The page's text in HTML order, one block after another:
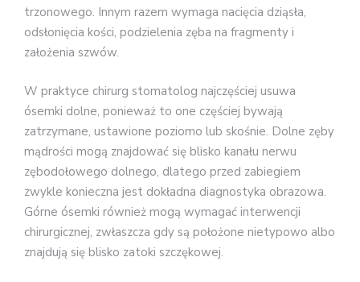
trzonowego. Innym razem wymaga nacięcia dziąsła,
odsłonięcia kości, podzielenia zęba na fragmenty i
założenia szwów.
W praktyce chirurg stomatolog najczęściej usuwa
ósemki dolne, ponieważ to one częściej bywają
zatrzymane, ustawione poziomo lub skośnie. Dolne zęby
mądrości mogą znajdować się blisko kanału nerwu
zębodołowego dolnego, dlatego przed zabiegiem
zwykle konieczna jest dokładna diagnostyka obrazowa.
Górne ósemki również mogą wymagać interwencji
chirurgicznej, zwłaszcza gdy są położone nietypowo albo
znajdują się blisko zatoki szczękowej.